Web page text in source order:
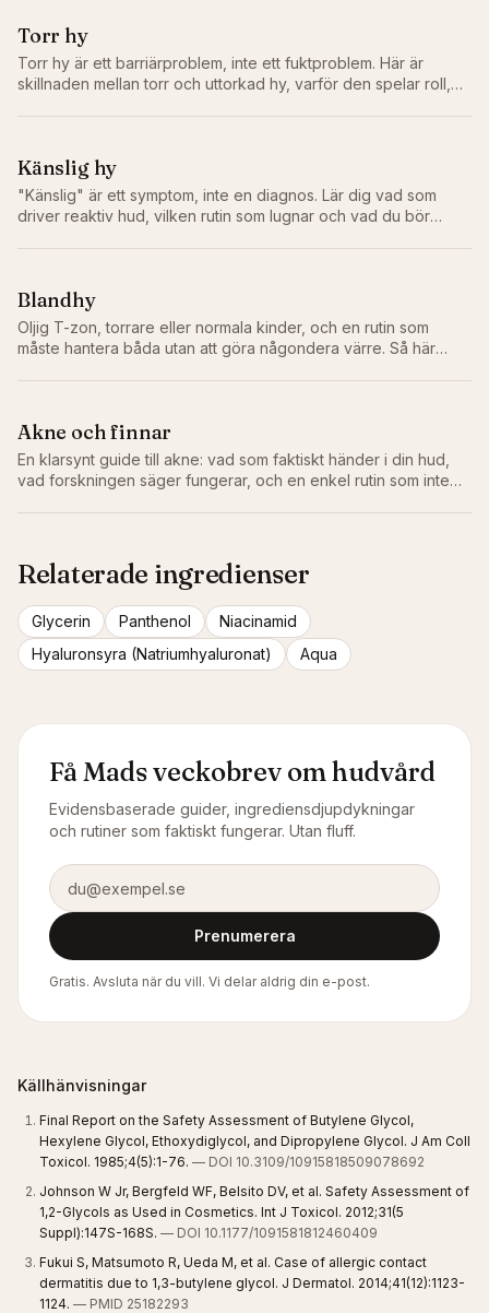
Torr hy
Torr hy är ett barriärproblem, inte ett fuktproblem. Här är
skillnaden mellan torr och uttorkad hy, varför den spelar roll,
Känslig hy
"Känslig" är ett symptom, inte en diagnos. Lär dig vad som
driver reaktiv hud, vilken rutin som lugnar och vad du bör
Blandhy
Oljig T-zon, torrare eller normala kinder, och en rutin som
måste hantera båda utan att göra någondera värre. Så här
Akne och finnar
En klarsynt guide till akne: vad som faktiskt händer i din hud,
vad forskningen säger fungerar, och en enkel rutin som inte
Relaterade ingredienser
Glycerin Panthenol
Niacinamid
Hyaluronsyra (Natriumhyaluronat)
Aqua
Få Mads veckobrev om hudvård
Evidensbaserade guider, ingrediensdjupdykningar
och rutiner som faktiskt fungerar. Utan fluff.
E-postadress
Prenumerera
Gratis. Avsluta när du vill. Vi delar aldrig din e-post.
Källhänvisningar
Final Report on the Safety Assessment of Butylene Glycol,
Hexylene Glycol, Ethoxydiglycol, and Dipropylene Glycol. J Am Coll
Toxicol. 1985;4(5):1-76. — DOI 10.3109/10915818509078692
Johnson W Jr, Bergfeld WF, Belsito DV, et al. Safety Assessment of
1,2-Glycols as Used in Cosmetics. Int J Toxicol. 2012;31(5
Suppl):147S-168S. — DOI 10.1177/1091581812460409
Fukui S, Matsumoto R, Ueda M, et al. Case of allergic contact
dermatitis due to 1,3-butylene glycol. J Dermatol. 2014;41(12):1123-
1124. — PMID 25182293